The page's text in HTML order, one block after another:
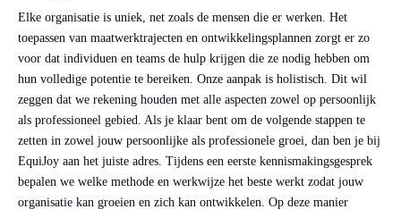
Elke organisatie is uniek, net zoals de mensen die er werken. Het
toepassen van maatwerktrajecten en ontwikkelingsplannen zorgt er zo
voor dat individuen en teams de hulp krijgen die ze nodig hebben om
hun volledige potentie te bereiken. Onze aanpak is holistisch. Dit wil
zeggen dat we rekening houden met alle aspecten zowel op persoonlijk
als professioneel gebied. Als je klaar bent om de volgende stappen te
zetten in zowel jouw persoonlijke als professionele groei, dan ben je bij
EquiJoy aan het juiste adres. Tijdens een eerste kennismakingsgesprek
bepalen we welke methode en werkwijze het beste werkt zodat jouw
organisatie kan groeien en zich kan ontwikkelen. Op deze manier